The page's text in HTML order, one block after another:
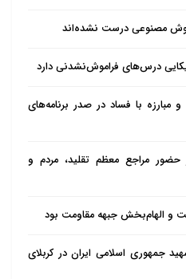
مصنوعی درست نشده‌اند
درس‌های فراموش‌نشدنی دارد
مبارزه با فساد در صدر برنامه‌های
حضور مراجع معظم تقلید، مردم و
و الهام‌بخش جبهه مقاومت بود
جمهوری اسلامی ایران در کربلای